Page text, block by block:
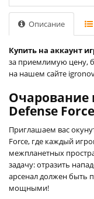
Описание
Купить на аккаунт
за приемлимую цену,
на нашем сайте
Очарование
Defense Force
Приглашаем вас
Force, где каждый
межпланетных
задачу: отразить
арсенал должен
мощными!